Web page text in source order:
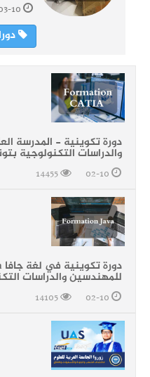
دورة تكوينية - المدرسة
والدراسات التكنولوجية
للمهندسين والدراسات